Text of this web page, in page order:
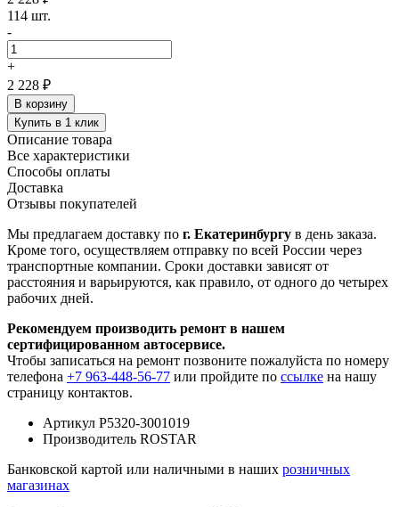
114 шт.
-
+
2 228 ₽
В корзину
Купить в 1 клик
Описание товара
Все характеристики
Способы оплаты
Доставка
Отзывы покупателей
Мы предлагаем доставку по г. Екатеринбургу в день заказа.
Кроме того, осуществляем отправку по всей России через
транспортные компании. Сроки доставки зависят от
расстояния и варьируются, как правило, от одного до четырех
рабочих дней.
Рекомендуем производить ремонт в нашем
сертифицированном автосервисе.
Чтобы записаться на ремонт позвоните пожалуйста по номеру
телефона +7 963-448-56-77 или пройдите по ссылке на нашу
страницу контактов.
Артикул Р5320-3001019
Производитель ROSTAR
Банковской картой или наличными в наших розничных
магазинах